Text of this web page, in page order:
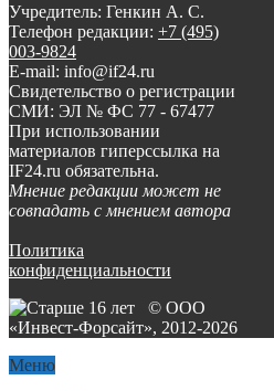
Учредитель: Генкин А. С.
Телефон редакции: +7 (495)
003-9824
E-mail: info@if24.ru
Свидетельство о регистрации
СМИ: ЭЛ № ФС 77 - 67477
При использовании
материалов гиперссылка на
IF24.ru обязательна.
Мнение редакции может не
совпадать с мнением автора
Политика
конфиденциальности
© ООО
«Инвест-Форсайт», 2012-2026
Меню